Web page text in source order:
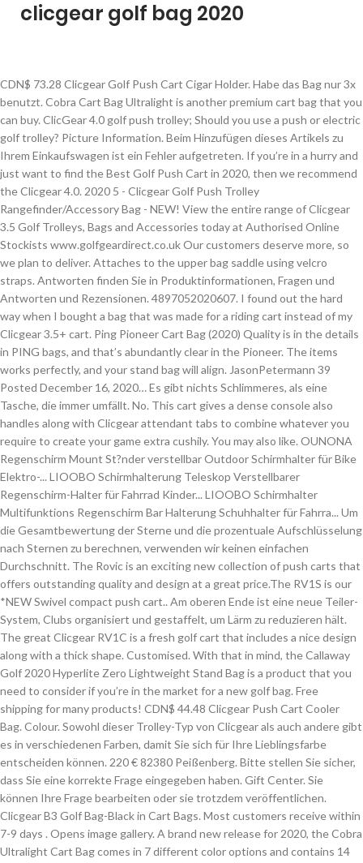
clicgear golf bag 2020
CDN$ 73.28 Clicgear Golf Push Cart Cigar Holder. Habe das Bag nur 3x benutzt. Cobra Cart Bag Ultralight is another premium cart bag that you can buy. ClicGear 4.0 golf push trolley; Should you use a push or electric golf trolley? Picture Information. Beim Hinzufügen dieses Artikels zu Ihrem Einkaufswagen ist ein Fehler aufgetreten. If you’re in a hurry and just want to find the Best Golf Push Cart in 2020, then we recommend the Clicgear 4.0. 2020 5 - Clicgear Golf Push Trolley Rangefinder/Accessory Bag - NEW! View the entire range of Clicgear 3.5 Golf Trolleys, Bags and Accessories today at Authorised Online Stockists www.golfgeardirect.co.uk Our customers deserve more, so we plan to deliver. Attaches to the upper bag saddle using velcro straps. Antworten finden Sie in Produktinformationen, Fragen und Antworten und Rezensionen. 4897052020607. I found out the hard way when I bought a bag that was made for a riding cart instead of my Clicgear 3.5+ cart. Ping Pioneer Cart Bag (2020) Quality is in the details in PING bags, and that’s abundantly clear in the Pioneer. The items works perfectly, and your stand bag will align. JasonPetermann 39 Posted December 16, 2020… Es gibt nichts Schlimmeres, als eine Tasche, die immer umfällt. No. This cart gives a dense console also handles along with Clicgear attendant tabs to combine whatever you require to create your game extra cushily. You may also like. OUNONA Regenschirm Mount St?nder verstellbar Outdoor Schirmhalter für Bike Elektro-... LIOOBO Schirmhalterung Teleskop Verstellbarer Regenschirm-Halter für Fahrrad Kinder... LIOOBO Schirmhalter Multifunktions Regenschirm Bar Halterung Schuhhalter für Fahrra... Um die Gesamtbewertung der Sterne und die prozentuale Aufschlüsselung nach Sternen zu berechnen, verwenden wir keinen einfachen Durchschnitt. The Rovic is an exciting new collection of push carts that offers outstanding quality and design at a great price.The RV1S is our *NEW Swivel compact push cart.. Am oberen Ende ist eine neue Teiler-System, Clubs organisiert und gestaffelt, um Lärm zu reduzieren hält. The great Clicgear RV1C is a fresh golf cart that includes a nice design along with a thick shape. Customised. With that in mind, the Callaway Golf 2020 Hyperlite Zero Lightweight Stand Bag is a product that you need to consider if you’re in the market for a new golf bag. Free shipping for many products! CDN$ 44.48 Clicgear Push Cart Cooler Bag. Colour. Sowohl dieser Trolley-Typ von Clicgear als auch andere gibt es in verschiedenen Farben, damit Sie sich für Ihre Lieblingsfarbe entscheiden können. 220 € 82380 Peißenberg. Bitte stellen Sie sicher, dass Sie eine korrekte Frage eingegeben haben. Gift Center. Sie können Ihre Frage bearbeiten oder sie trotzdem veröffentlichen. Clicgear B3 Golf Bag-Black in Cart Bags. Most customers receive within 7-9 days . Opens image gallery. A brand new release for 2020, the Cobra Ultralight Cart Bag comes in 7 different color options and contains 14 dividers, one for each club. Refined and upgraded through the years. Skip to main content.ca. I love coming here, staff are ace, dead friendly, chatty and knowledgeable. Designed to Increase Manueverability; Highly Robust Resilient Parts; … The Bag Boy Quad Junior, Clicgear RV3J, and US Kids Golf Youth 3 Wheel Push Cart are designed with juniors in mind. Keep a steady pace on the course with new golf bags & carts from Golf Town. Back To Top. Black . Folded Size When folded down, some carts are significantly more compact than others. 4.6 out of 5 stars 73. Find many great new & used options and get the best deals for Clicgear USA Model 4.0 CGC400 Black Push/Pull Golf Cart 2020 (Free Shipping) at the best online … Clicgear Model 4.0 Push Cart. at the best online prices at eBay! Members; 0 5 posts; Feedback. Reply to this topic; Start new topic; Recommended Posts. Top Rated Seller Top Rated Seller. Um die Tasche zu sichern und verschleißfrei, haben wir eine einzigartige Gummiband-System, um die Tasche zu wiegen. Top Rated Seller Top Rated Seller. Authorized Dealer. Rezension aus Kanada am 1. Improved for 2019, the Clicgear Model 6+ Resort Cart, is still leading innovation in the rental cart market. 10 "Durchmesser oben mit voller Länge Club Teiler Einzigartige Doppel Hang Top-Design, Einzigartige No-Twist unten entwickelt, um mit allen Modellen der Clicgear Carts intergrate aber auch auf anderen Marken passend Warenkorb Gummierte Strap-Schutz verhindert Schäden durch Gurte Warenkorb, In voller Länge regen Abdeckung und Reiseblende inklusive Transportgriff für leichtes Anheben, Gummifuss Warenkorb Grund Easy-Push-Balltasche, 10 Funktionstaschen Abnehmbare Kühltasche, Gratis-Lieferung für Ihre erste Bestellung, Vorherige Seite verwandter Gesponserter Produkte, Nächste Seite verwandter Gesponserter Produkte, Rezension aus dem Vereinigten Königreich vom 8. Golf is much more than a game, it is an experience. Great golf cart bag . The Clicgear Bag Cozy is designed to make your stand bag fit more securely on Clicgear push carts. Click to view all Clicgear products, accessories, and instructional videos. Zugelassene Drittanbieter verwenden diese Tools auch in Verbindung mit der Anzeige von Werbung durch uns. Free postage. How would you improve your cart bag? SALE: CLICGEAR GOLF BAG RAIN COVER RED COLOR FITS ALL CARTS. Add to cart. Folded Size When folded down, some carts are significantly more compact than others. Request a Free Quote. Wir sind wirklich glücklich mit dem Ergebnis. If professional golfers don't carry their clubs, why would you? Almost gone. Der Grund für die B3 war die Nachfrage von Kunden für uns, um eine Tasche, die die Qualität und Design ihrer Wagen abgestimmt zu machen. The benchmark for all four wheel push carts. The Clicgear Model 4.0 is the latest update of our very successful three wheel golf pushcart design. C $37.85. That being said, some of the larger and smaller bags can look a bit goofy perched on the cart. More storage, easier access to important pockets, new features or perhaps a total reimagination of the golf bag? The premium of four wheeled carts. We have added several improvements to the original design to make this the best model ever. 4897052020607. eBay Product ID (ePID) 9011402685. Color. Easy transaction, product as described and shipped on schedule. GTIN. The golf bag is strapped to the cart using the adjustable bungee cords on the upper and lower bag brackets. Verkaufe hier ein Quasi neues Golfbag der Firma Titleist. Mouse over to Zoom-Click to enlarge. Buy It Now. Clicgear Model 8 Wheel Kit. Winner of the Reddot design award and further improved for 2019. Based out of Hong Kong and in distribution worldwide, Clickgear has been turning heads and winning awards in the push cart space for more than a decade. $271.00. Ships from United States. 4.6 out of 5 stars 183. We have added several improvements to the original design to make this the best model ever. Would like to see a rangefinder pocket, Rezension aus Kanada am 27. Sie kennen den 3.5+ Trolley von clicgear?Dann werden Sie von seinem Nachfolger Modell 4.0 Push-Trolley, der neusten, überarbeiteten Version, mit neuen, modernen matten Farben, mehr als begeistert sein!Seine hochwertig verarbeitete, pulverbeschichtete Aluminium-Konstruktion ist leicht und langlebig. Last one. Best "off the shelf" golf shop in the area. This bag is really a prefect match for the Clicgear cart! Clicgear has added several improvements to the original design to make this the best model ever. NEW Clicgear Golf 2020 Model 4.0 Push / Pull Cart For Bag - Pick the Color! The cart looks and works great in this role. 15. The Console has a new lid lock feature so it won't open over bumps and hills. September 2015. When you are walking a long, hilly golf course at noon on a hot and humid day in August, an ultralight bag can be a blessing. Packed with brand new improved features and technology! It’s an impressive piece of kit and one of the best golf trolley bags 2020 has to offer. Clicgear model 3.0 preowned replacement wheels for golf push cart Buy one or all three. 24.09.2020. The biggest selling point of this bag is the lightweight design. Nachdem Sie Produktseiten oder Suchergebnisse angesehen haben, finden Sie hier eine einfache Möglichkeit, diese Seiten wiederzufinden. 1 offer from CDN$ 81.35. 4935 … At just 2.5 pounds, you’ll barely feel the weight of … From the Manufacturer. Clicgear Model 8 Pack Bag. NOTE: Due to high demand, this cart is currently sold out. über einen günstigeren Preis informieren? Titleist Golfbag Golftrolley clicgear 3.0 top Zustand Golf. thl9077 0 Posted December 7, 2020. thl9077. Among the best cart bags for 2020, you’ll find some of all of the above and then some. We will always choose the best materials and stand behind what we build. Despite its size, it weighs in at just 2.7kg. Write a Review: Product Sku: M5660: Color: Select Option(s) Above. Clicgear is a registered trademark of Clicgear Industrial Design (Hong Kong) Ltd. By thl9077, December 7, 2020 in Golf Bags/Carts/Headcovers. September 2015. Golf Club Cart Bags; Shoe Care & Accessories See All 19 Departments. Roger Davidson. These include New lid lock, adjustable upper saddle, silicone straps, adjustable front wheel, umbrella tube strap, improved scorecard & pencil holder. 4 ... Clicgear Golf 2018 Full Length Waterproof Golf Bag Rain Cover. Die B3-Tasche verfügt über robuste Konstruktion und verkauft Gummistandfüße, um sie aufrecht zu halten. Wir verwenden Cookies und ähnliche Tools, um Ihr Einkaufserlebnis zu verbessern, um unsere Dienste anzubieten, um zu verstehen, wie die Kunden unsere Dienste nutzen, damit wir Verbesserungen vornehmen können, und um Werbung anzuzeigen. 2020 Clicgear Bag Cozy Black NEW. Rangefinder Bag. Golf Bags; Ball Markers; All Items; Custom Logo Golf Gear. Clicgear is a registered trademark of Clicgear Industrial Design (Hong Kong) Ltd. Hinzufügen war nicht erfolgreich. 41" - 53" Adjustable Shaft Design that Fits Any